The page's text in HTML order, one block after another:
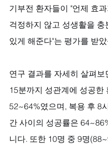
기부전 환자들이 "언제 효
걱정하지 않고 성생활을 충
있게 해준다"는 평가를 받
연구 결과를 자세히 살펴보
15분까지 성관계에 성공한
52~64%였으며, 복용 후 8
간 사이의 성공률은
니다. 또한 10명 중 9명